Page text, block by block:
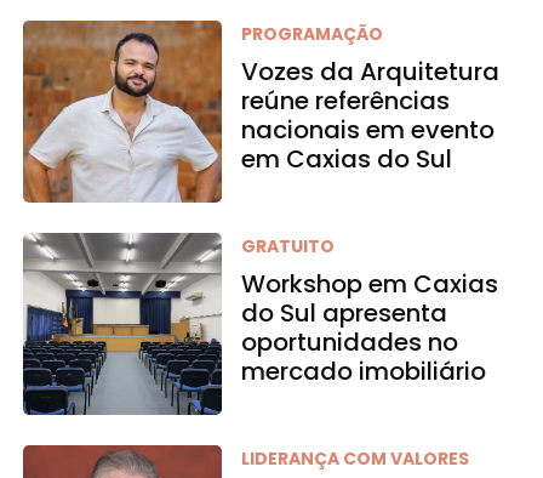
PROGRAMAÇÃO
Vozes da Arquitetura
reúne referências
nacionais em evento
em Caxias do Sul
GRATUITO
Workshop em Caxias
do Sul apresenta
oportunidades no
mercado imobiliário
LIDERANÇA COM VALORES